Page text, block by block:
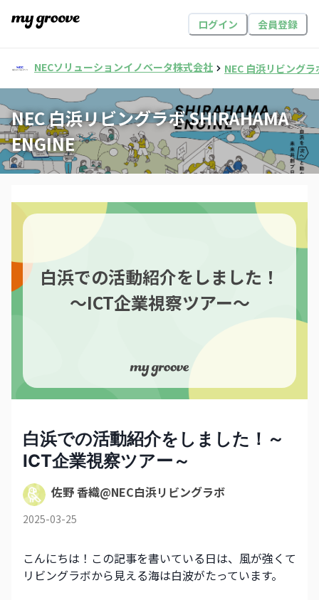
ログイン 会員登録
NECソリューションイノベータ株式会社 NEC 白浜リビングラ
NEC 白浜リビングラボ SHIRAHAMA
ENGINE
白浜での活動紹介をしました！
～ICT企業視察ツアー～
白浜での活動紹介をしました！～
ICT企業視察ツアー～
佐野 香織@NEC白浜リビングラボ
2025-03-25
こんにちは！この記事を書いている日は、風が強くて
リビングラボから見える海は白波がたっています。